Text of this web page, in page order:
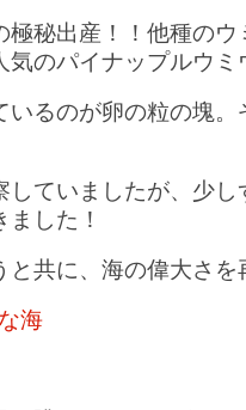
極秘出産！！他種の
気のパイナップルウ
いるのが卵の粒の塊
していましたが、少
した！
と共に、海の偉大さ